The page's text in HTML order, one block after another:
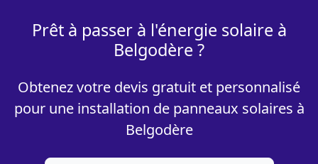
Prêt à passer à l'énergie solaire à
Belgodère ?
Obtenez votre devis gratuit et personnalisé
pour une installation de panneaux solaires à
Belgodère